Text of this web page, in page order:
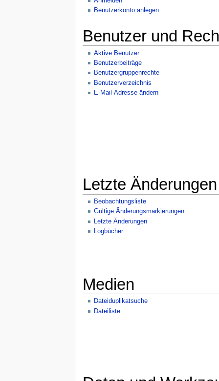
Benutzerkonto anlegen
Benutzer und
Aktive Benutzer
Benutzerbeiträge
Benutzergruppenrechte
Benutzerverzeichnis
E-Mail-Adresse ändern
Letzte
Beobachtungsliste
Gültige Änderungsmarkierungen
Letzte Änderungen
Logbücher
Medien
Dateiduplikatsuche
Dateiliste